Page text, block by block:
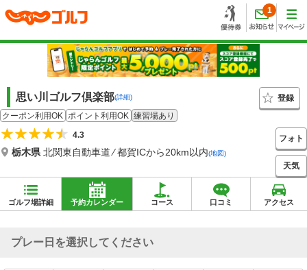
1
思い川ゴルフ倶楽部(詳細)
登録
クーポン利用OK ポイント利用OK 練習場あり
4.3
栃木県北関東自動車道 ⁄ 都賀ICから20km以内(地図)
フォト
天気
ゴルフ場詳細 予約カレンダー コース 口コミ アクセス
プレー日を選択してください